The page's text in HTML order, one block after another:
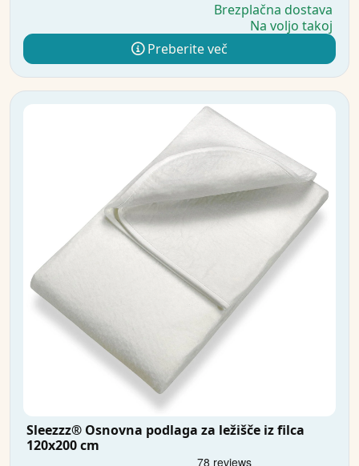
Brezplačna dostava
Na voljo takoj
Preberite več
Sleezzz® Osnovna podlaga za ležišče iz filca
120x200 cm